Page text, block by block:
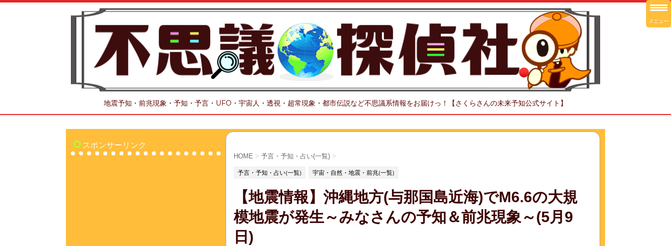
地震予知・前兆現象・予知・予言・UFO・宇宙人・透視・超常現象・都市伝説など不思議系情報をお届けっ！【さくらさんの未来予知公式サイト】
HOME > 予言・予知・占い(一覧) >
予言・予知・占い(一覧) 宇宙・自然・地震・前兆(一覧)
【地震情報】沖縄地方(与那国島近海)でM6.6の大規
模地震が発生～みなさんの予知＆前兆現象～(5月9
日)
スポンサーリンク
メニュー